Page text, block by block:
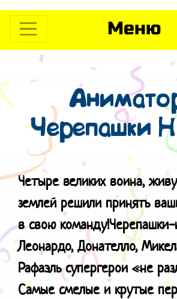
Меню
Черепашки
Четыре великих воина,
землей решили принять
в свою команду!
Леонардо, Донателло,
Рафаэль супергерои «не
Самые смелые и крутые